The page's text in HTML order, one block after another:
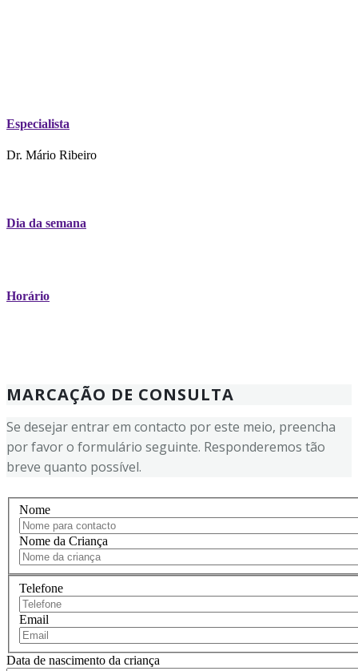
Especialista
Dr. Mário Ribeiro
Dia da semana
Horário
MARCAÇÃO DE CONSULTA
Se desejar entrar em contacto por este meio, preencha
por favor o formulário seguinte. Responderemos tão
breve quanto possível.
Nome
Nome da Criança
Telefone
Email
Data de nascimento da criança